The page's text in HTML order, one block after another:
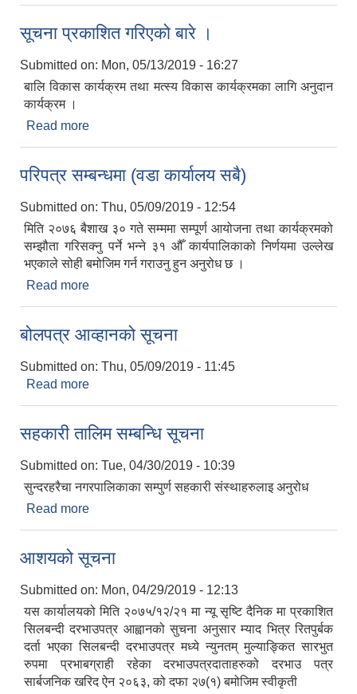
सूचना प्रकाशित गरिएको बारे ।
Submitted on: Mon, 05/13/2019 - 16:27
बालि विकास कार्यक्रम तथा मत्स्य विकास कार्यक्रमका लागि अनुदान
कार्यक्रम ।
Read more
परिपत्र सम्बन्धमा (वडा कार्यालय सबै)
Submitted on: Thu, 05/09/2019 - 12:54
मिति २०७६ बैशाख ३० गते सम्ममा सम्पूर्ण आयोजना तथा कार्यक्रमको
सम्झौता गरिसक्नु पर्ने भन्ने ३१ औँ कार्यपालिकाको निर्णयमा उल्लेख
भएकाले सोही बमोजिम गर्न गराउनु हुन अनुरोध छ ।
Read more
बोलपत्र आव्हानको सूचना
Submitted on: Thu, 05/09/2019 - 11:45
Read more
सहकारी तालिम सम्बन्धि सूचना
Submitted on: Tue, 04/30/2019 - 10:39
सुन्दरहरैचा नगरपालिकाका सम्पुर्ण सहकारी संस्थाहरुलाइ अनुरोध
Read more
आशयको सूचना
Submitted on: Mon, 04/29/2019 - 12:13
यस कार्यालयको मिति २०७५/१२/२१ मा न्यू सृष्टि दैनिक मा प्रकाशित
सिलबन्दी दरभाउपत्र आह्वानको सुचना अनुसार म्याद भित्र रितपुर्बक
दर्ता भएका सिलबन्दी दरभाउपत्र मध्ये न्युनतम् मुल्याङ्कित सारभुत
रुपमा प्रभाबग्राही रहेका दरभाउपत्रदाताहरुको दरभाउ पत्र
सार्बजनिक खरिद ऐन २०६३, को दफा २७(१) बमोजिम स्वीकृती